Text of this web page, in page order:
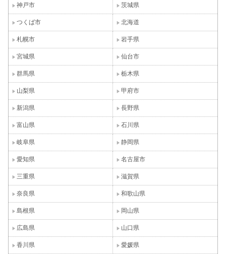
神戸市 茨城県
つくば市 北海道
札幌市 岩手県
宮城県 仙台市
群馬県 栃木県
山梨県 甲府市
新潟県 長野県
富山県 石川県
岐阜県 静岡県
愛知県 名古屋市
三重県 滋賀県
奈良県 和歌山県
島根県 岡山県
広島県 山口県
香川県 愛媛県